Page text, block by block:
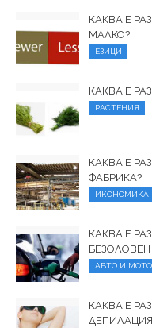
КАКВА Е
МАЛКО?
ЕЗИЦИ
КАКВА Е
РАСТЕНИЯ
КАКВА Е
ФАБРИКА?
ИКОНОМИКА
КАКВА Е
БЕЗОЛОВЕН
АВТО И МОТО
КАКВА Е
ДЕПИЛАЦИЯ